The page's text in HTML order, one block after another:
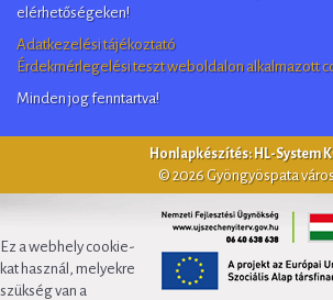
elérhetőségeken!
Adatkezelési tájékoztató
Érdekmérlegelési teszt weboldalon alkalmazott
Minden jog fenntartva!
Honlapkészítés: HL-System
© 2026 Gyöngyöspata
Ez a webhely cookie-
kat használ, melyekre
szükség van a